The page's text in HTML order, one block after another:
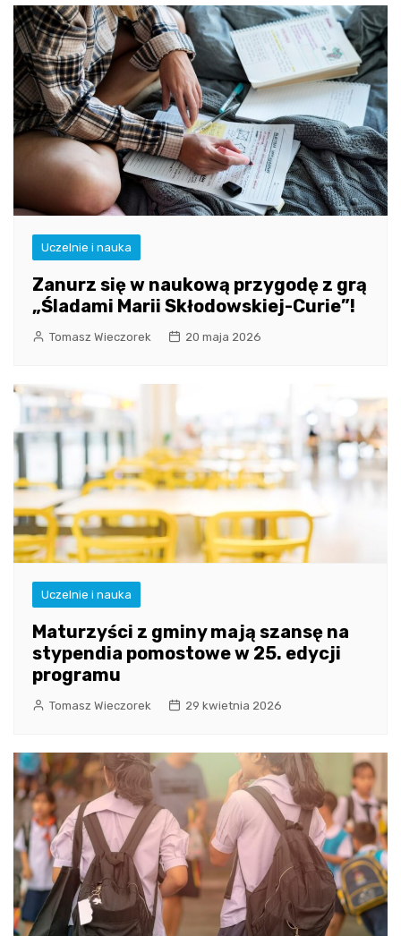
Uczelnie i nauka
Zanurz się w naukową przygodę z grą
„Śladami Marii Skłodowskiej-Curie”!
Tomasz Wieczorek 20 maja 2026
Uczelnie i nauka
Maturzyści z gminy mają szansę na
stypendia pomostowe w 25. edycji
programu
Tomasz Wieczorek 29 kwietnia 2026